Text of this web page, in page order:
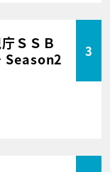
ＳＳＢ
Season2
3